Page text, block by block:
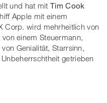
und hat mit Tim Cook
Apple mit einem
Corp. wird mehrheitlich von
einem Steuermann,
Genialität, Starrsinn,
getrieben